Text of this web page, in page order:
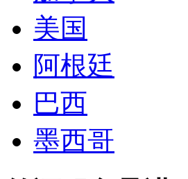
签证服务承诺
出签成功率：
已为12608位